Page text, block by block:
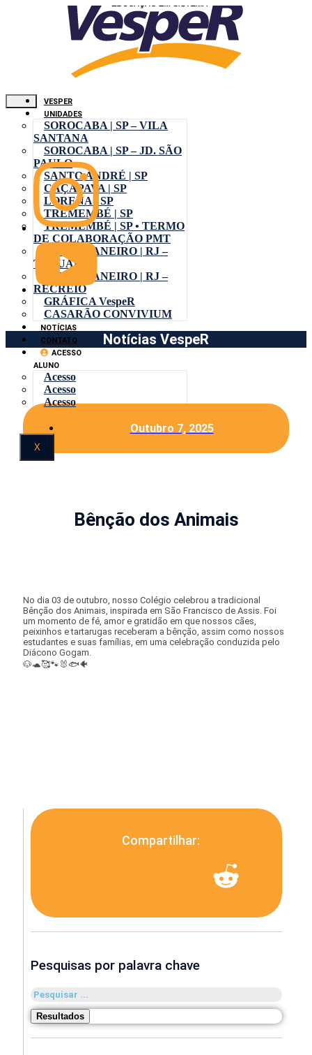
VESPER
UNIDADES
SOROCABA | SP – VILA
SANTANA
SOROCABA | SP – JD. SÃO
PAULO
SANTO ANDRÉ | SP
CAÇAPAVA | SP
LORENA | SP
TREMEMBÉ | SP
TREMEMBÉ | SP • TERMO
DE COLABORAÇÃO PMT
RIO DE JANEIRO | RJ –
TAQUARA
RIO DE JANEIRO | RJ –
RECREIO
GRÁFICA VespeR
CASARÃO CONVIVIUM
NOTÍCIAS
CONTATO
ACESSO
ALUNO
Acesso
Acesso
Acesso
X
Notícias VespeR
Outubro 7, 2025
Bênção dos Animais
No dia 03 de outubro, nosso Colégio celebrou a tradicional
Bênção dos Animais, inspirada em São Francisco de Assis. Foi
um momento de fé, amor e gratidão em que nossos cães,
peixinhos e tartarugas receberam a bênção, assim como nossos
estudantes e suas famílias, em uma celebração conduzida pelo
Diácono Gogam.
🐶🐢🥰🐾🐰🐟🐠
Compartilhar:
Pesquisas por palavra chave
Pesquisar
...
Resultados